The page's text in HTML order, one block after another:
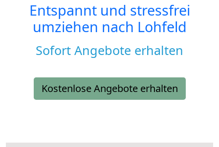
Entspannt und stressfrei
umziehen nach Lohfeld
Sofort Angebote erhalten
Kostenlose Angebote erhalten